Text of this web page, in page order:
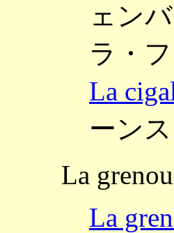
ェン
ラ・
La
ーンス
La
La